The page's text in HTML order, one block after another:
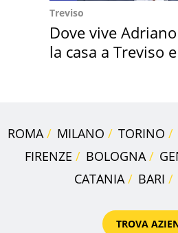
Treviso
Dove vive
la casa a Treviso
ROMA MILANO TORINO
FIRENZE
BOLOGNA
CATANIA
BARI
TROVA